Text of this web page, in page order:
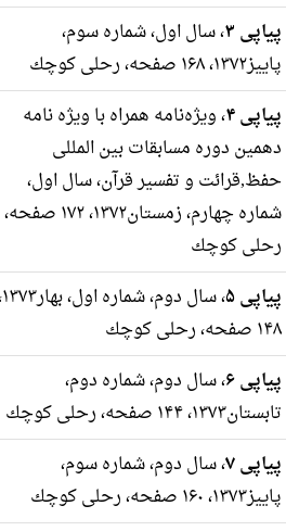
پیاپی ۳ ، سال اول، شماره سوم،
پاییز۱۳۷۲، ۱۶۸ صفحه، رحلى كوچك
پیاپی ۴ ، ویژه‌نامه همراه با ویژه نامه
دهمین دوره مسابقات بین المللی
حفظ,قرائت و تفسیر قرآن، سال اول،
شماره چهارم، زمستان۱۳۷۲، ۱۷۲ صفحه،
رحلى كوچك
پیاپی ۵
، سال دوم،
۱۴۸ صفحه، رحلى كوچك
پیاپی ۶ ، سال دوم، شماره دوم،
تابستان۱۳۷۳، ۱۴۴ صفحه، رحلى كوچك
پیاپی ۷ ، سال دوم، شماره سوم،
پاییز۱۳۷۳، ۱۶۰ صفحه، رحلى كوچك